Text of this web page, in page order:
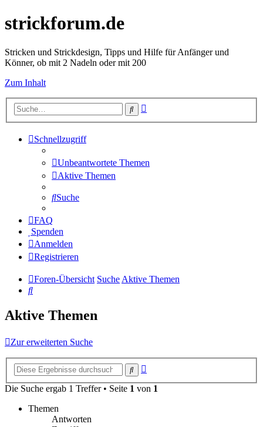
strickforum.de
Stricken und Strickdesign, Tipps und Hilfe für Anfänger und
Könner, ob mit 2 Nadeln oder mit 200
Zum Inhalt
Suche
Schnellzugriff
Unbeantwortete Themen
Aktive Themen
Suche
FAQ
Spenden
Anmelden
Registrieren
Foren-Übersicht SucheAktive Themen
Suche
Aktive Themen
Zur erweiterten Suche
Suche
Die Suche ergab 1 Treffer • Seite 1 von 1
Themen
Antworten